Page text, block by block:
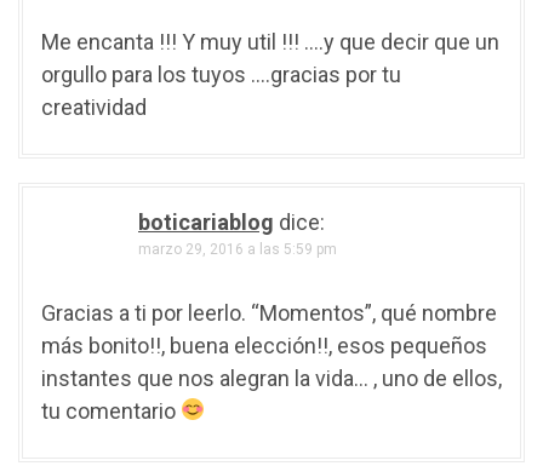
Me encanta !!! Y muy util !!! ….y que decir que un
orgullo para los tuyos ….gracias por tu
creatividad
boticariablog dice:
marzo 29, 2016 a las 5:59 pm
Gracias a ti por leerlo. “Momentos”, qué nombre
más bonito!!, buena elección!!, esos pequeños
instantes que nos alegran la vida… , uno de ellos,
tu comentario